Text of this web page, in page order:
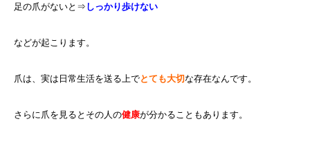
足の爪がないと⇒ しっかり歩けない
などが起こります。
爪は、実は日常生活を送る上でとても大切な存在なんです。
さらに爪を見るとその人の健康が分かることもあります。